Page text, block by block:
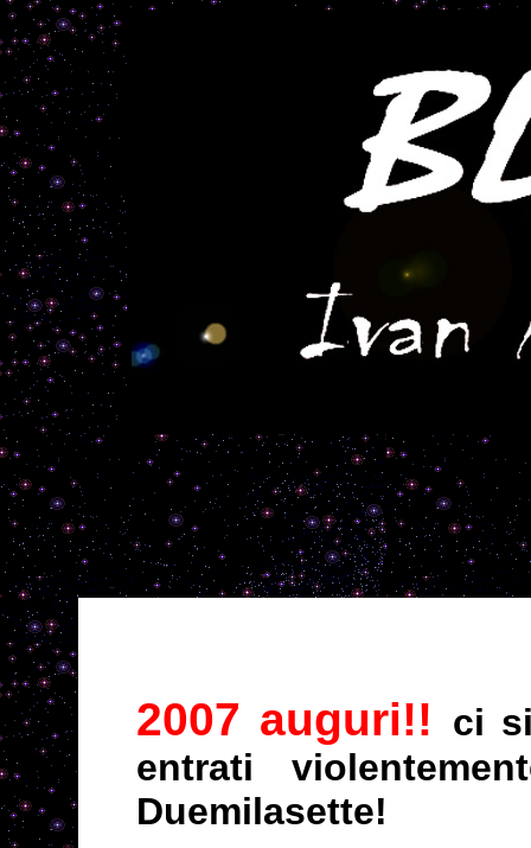
2007 auguri!! ci
entrati
Duemilasette!